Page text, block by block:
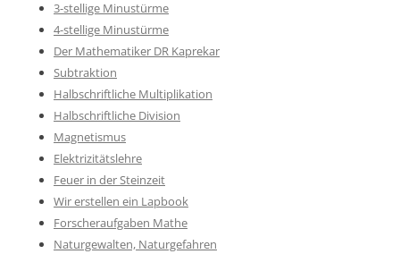
3-stellige Minustürme
4-stellige Minustürme
Der Mathematiker DR Kaprekar
Subtraktion
Halbschriftliche Multiplikation
Halbschriftliche Division
Magnetismus
Elektrizitätslehre
Feuer in der Steinzeit
Wir erstellen ein Lapbook
Forscheraufgaben Mathe
Naturgewalten, Naturgefahren